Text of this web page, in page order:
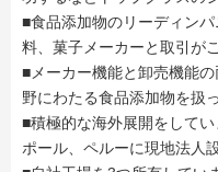
■食品添加物のリーディン
料、菓子メーカーと取引が
■メーカー機能と卸売機能
野にわたる食品添加物を扱
■積極的な海外展開をして
ポール、ペルーに現地法人設